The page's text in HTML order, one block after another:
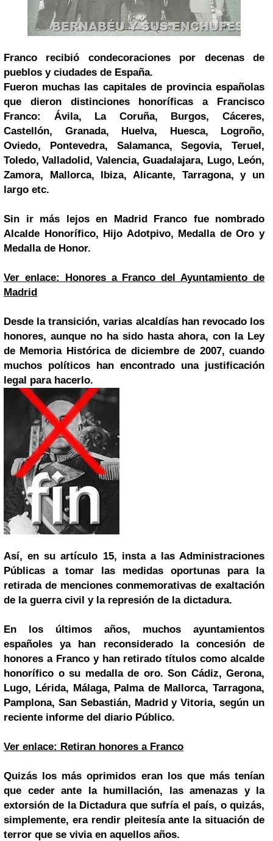
Franco recibió condecoraciones por decenas de
pueblos y ciudades de España.
Fueron muchas las capitales de provincia españolas
que dieron distinciones honoríficas a Francisco
Franco: Ávila, La Coruña, Burgos, Cáceres,
Castellón, Granada, Huelva, Huesca, Logroño,
Oviedo, Pontevedra, Salamanca, Segovia, Teruel,
Toledo, Valladolid, Valencia, Guadalajara, Lugo, León,
Zamora, Mallorca, Ibiza, Alicante, Tarragona, y un
largo etc.
Sin ir más lejos en Madrid Franco fue nombrado
Alcalde Honorífico, Hijo Adotpivo, Medalla de Oro y
Medalla de Honor.
Ver enlace: Honores a Franco del Ayuntamiento de
Madrid
Desde la transición, varias alcaldías han revocado los
honores, aunque no ha sido hasta ahora, con la Ley
de Memoria Histórica de diciembre de 2007, cuando
muchos políticos han encontrado una justificación
legal para hacerlo.
Así, en su artículo 15, insta a las Administraciones
Públicas a tomar las medidas oportunas para la
retirada de menciones conmemorativas de exaltación
de la guerra civil y la represión de la dictadura.
En los últimos años, muchos ayuntamientos
españoles ya han reconsiderado la concesión de
honores a Franco y han retirado títulos como alcalde
honorífico o su medalla de oro. Son Cádiz, Gerona,
Lugo, Lérida, Málaga, Palma de Mallorca, Tarragona,
Pamplona, San Sebastián, Madrid y Vitoria, según un
reciente informe del diario Público.
Ver enlace: Retiran honores a Franco
Quizás los más oprimidos eran los que más tenían
que ceder ante la humillación, las amenazas y la
extorsión de la Dictadura que sufría el país, o quizás,
simplemente, era rendir pleitesía ante la situación de
terror que se vivia en aquellos años.